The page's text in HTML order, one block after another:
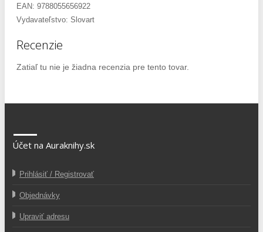
EAN: 9788055656922
Vydavateľstvo: Slovart
Recenzie
Zatiaľ tu nie je žiadna recenzia pre tento tovar.
Účet na Auraknihy.sk
Prihlásiť / Registrovať
Objednávky
Upraviť adresu